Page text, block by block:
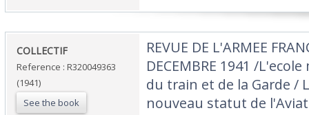
‎COLLECTIF‎
Reference : R320049363
(1941)
See the book
‎REVUE DE L'ARMEE
DECEMBRE 1941 /
du train et de la Garde /
nouveau statut de